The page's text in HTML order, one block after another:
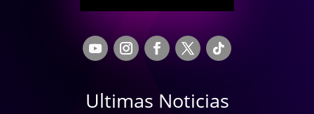
Ultimas Noticias